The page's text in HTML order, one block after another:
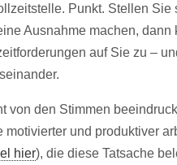
Punkt. Stellen
Ausnahme machen, dann
auf Sie zu –
von den Stimmen
motivierter und produktiver
hier), die diese Tatsache